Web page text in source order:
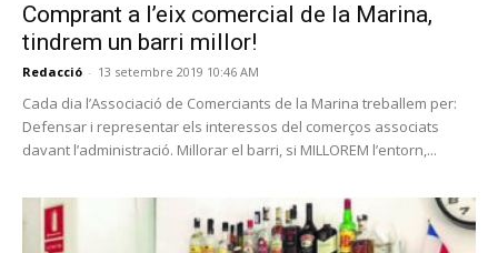
Comprant a l’eix comercial de la Marina,
tindrem un barri millor!
Redacció - 13 setembre 2019 10:46 AM
Cada dia l’Associació de Comerciants de la Marina treballem per:
Defensar i representar els interessos del comerços associats
davant l’administració. Millorar el barri, si MILLOREM l’entorn,...